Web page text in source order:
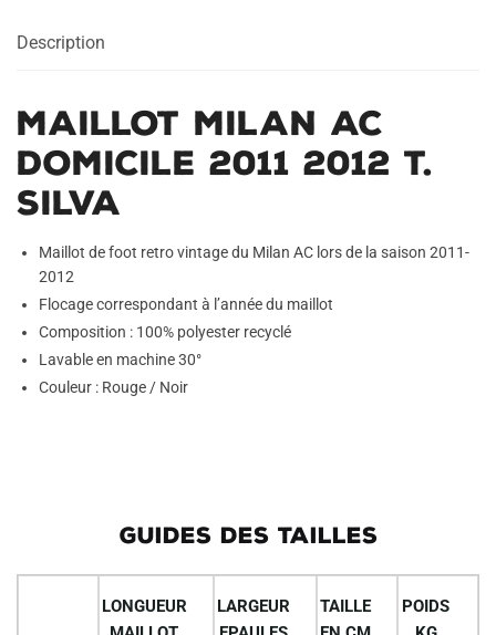
Description
Maillot Milan AC
Domicile 2011 2012 T.
Silva
Maillot de foot retro vintage du Milan AC lors de la saison 2011-
2012
Flocage correspondant à l’année du maillot
Composition : 100% polyester recyclé
Lavable en machine 30°
Couleur : Rouge / Noir
GUIDES DES TAILLES
LONGUEUR
LARGEUR
TAILLE
POIDS